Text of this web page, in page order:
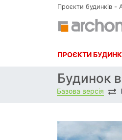
Проєкти будинків -
ПРОЄКТИ
Будинок
Базова версія